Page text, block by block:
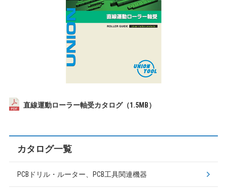
直線運動ローラー軸受カタログ（1.5MB）
カタログ一覧
PCBドリル・ルーター、PCB工具関連機器